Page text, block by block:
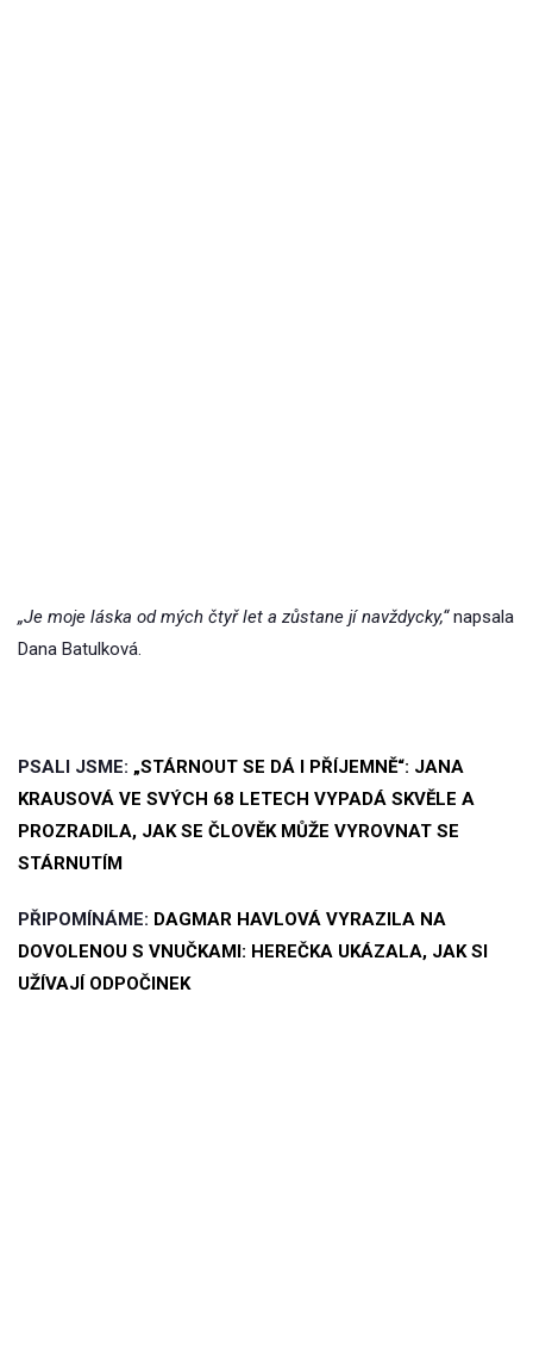
„Je moje láska od mých čtyř let a zůstane jí navždycky,“napsala
Dana Batulková.
PSALI JSME: „STÁRNOUT SE DÁ I PŘÍJEMNĚ“: JANA
KRAUSOVÁ VE SVÝCH 68 LETECH VYPADÁ SKVĚLE A
PROZRADILA, JAK SE ČLOVĚK MŮŽE VYROVNAT SE
STÁRNUTÍM
PŘIPOMÍNÁME: DAGMAR HAVLOVÁ VYRAZILA NA
DOVOLENOU S VNUČKAMI: HEREČKA UKÁZALA, JAK SI
UŽÍVAJÍ ODPOČINEK